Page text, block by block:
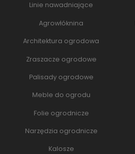
Linie nawadniające
Agrowłóknina
Architektura ogrodowa
Zraszacze ogrodowe
Palisady ogrodowe
Meble do ogrodu
Folie ogrodnicze
Narzędzia ogrodnicze
Kalosze